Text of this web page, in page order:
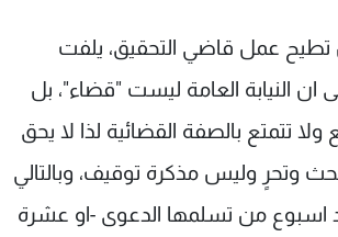
تطيح عمل قاضي التحقيق، يلفت
ان النيابة العامة ليست "قضاء"، بل
تتمتع بالصفة القضائية لذا لا يحق
بحث وتحرٍ وليس مذكرة توقيف، وبالتالي
اسبوع من تسلمها الدعوى -او عشرة